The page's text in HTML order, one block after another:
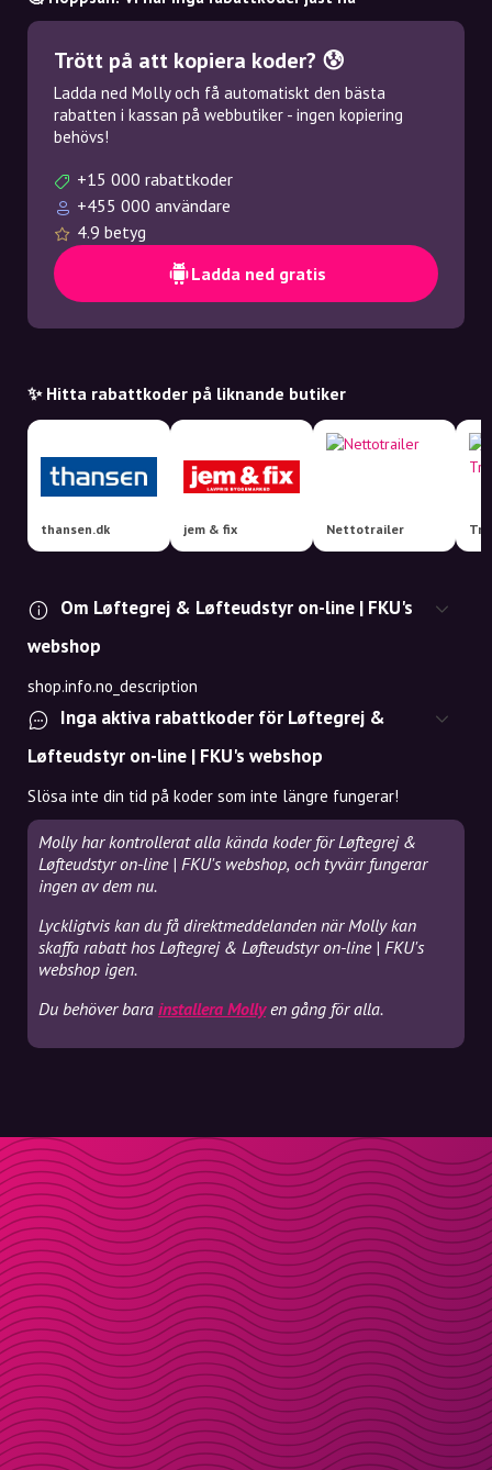
Trött på att kopiera koder? 😰
Ladda ned Molly och få automatiskt den bästa
rabatten i kassan på webbutiker - ingen kopiering
behövs!
+15 000 rabattkoder
+455 000 användare
4.9 betyg
Ladda ned gratis
✨ Hitta rabattkoder på liknande butiker
thansen.dk jem & fix Nettotrailer
Om Løftegrej & Løfteudstyr on-line | FKU's
webshop
shop.info.no_description
Inga aktiva rabattkoder för Løftegrej &
Løfteudstyr on-line | FKU's webshop
Slösa inte din tid på koder som inte längre fungerar!
Molly har kontrollerat alla kända koder för Løftegrej &
Løfteudstyr on-line | FKU's webshop, och tyvärr fungerar
ingen av dem nu.
Lyckligtvis kan du få direktmeddelanden när Molly kan
skaffa rabatt hos Løftegrej & Løfteudstyr on-line | FKU's
webshop igen.
Du behöver bara installera Mollyen gång för alla.